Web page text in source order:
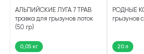
АЛЬПИЙСКИЕ ЛУГА 7 ТРАВ
травка для грызунов лоток
(50 гр)
0,05 кг
РОДНЫЕ
грызунов
20 л